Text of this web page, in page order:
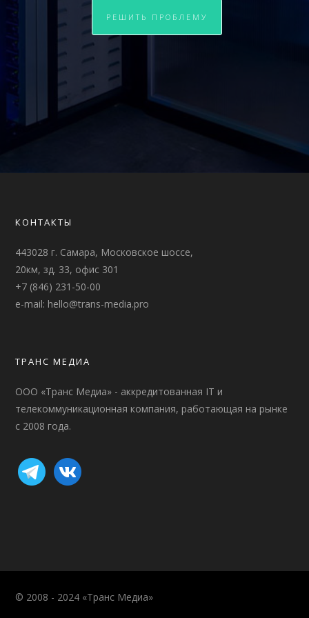
РЕШИТЬ ПРОБЛЕМУ
КОНТАКТЫ
443028 г. Самара, Московское шоссе,
20км, зд. 33, офис 301
+7 (846) 231-50-00
e-mail: hello@trans-media.pro
ТРАНС МЕДИА
ООО «Транс Медиа» - аккредитованная IT и
телекоммуникационная компания, работающая на рынке
с 2008 года.
© 2008 - 2024 «Транс Медиа»